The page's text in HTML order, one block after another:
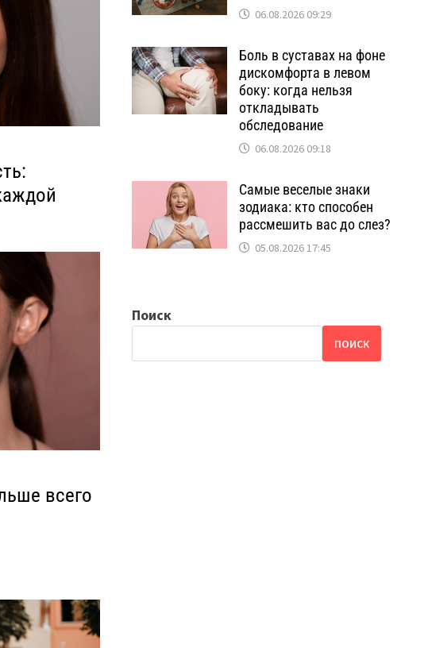
всего
06.08.2026 09:29
Боль в суставах на фоне
дискомфорта в левом
боку: когда нельзя
откладывать
обследование
06.08.2026 09:18
Самые веселые знаки
зодиака: кто способен
рассмешить вас до слез?
05.08.2026 17:45
Поиск
ПОИСК